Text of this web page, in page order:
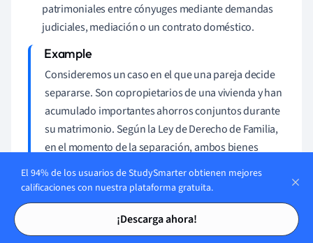
Tarjetas de estudio
Tarjetas de estudio
patrimoniales entre cónyuges mediante demandas
judiciales, mediación o un contrato doméstico.
Consideremos un caso en el que una pareja decide
separarse. Son copropietarios de una vivienda y han
acumulado importantes ahorros conjuntos durante
su matrimonio. Según la Ley de Derecho de Familia,
en el momento de la separación, ambos bienes
estarían sujetos, en general, a una división a partes
iguales. Sin embargo, si uno de los cónyuges
recibiera una herencia importante durante el
matrimonio, ésta podría excluirse de la división
según las disposiciones de la Ley.
El 94% de los usuarios de StudySmarter obtienen mejores
calificaciones con nuestra plataforma gratuita.
¡Descarga ahora!